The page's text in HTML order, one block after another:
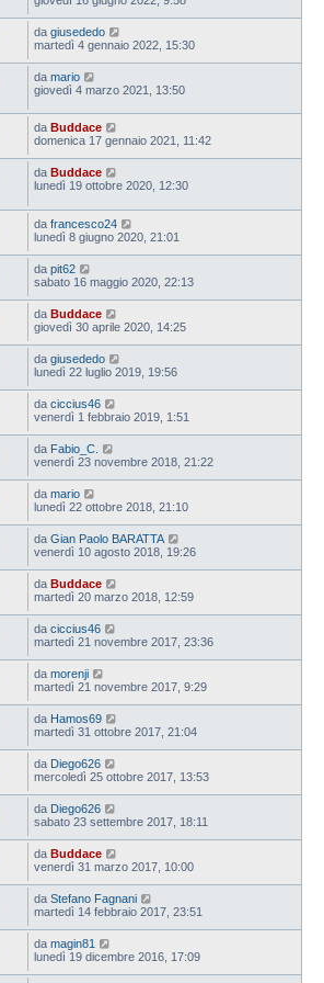
da giusededo
martedì 4 gennaio 2022, 15:30
da mario
giovedì 4 marzo 2021, 13:50
da Buddace
domenica 17 gennaio 2021, 11:42
da Buddace
lunedì 19 ottobre 2020, 12:30
da francesco24
lunedì 8 giugno 2020, 21:01
da pit62
sabato 16 maggio 2020, 22:13
da Buddace
giovedì 30 aprile 2020, 14:25
da giusededo
lunedì 22 luglio 2019, 19:56
da ciccius46
venerdì 1 febbraio 2019, 1:51
da Fabio_C.
venerdì 23 novembre 2018, 21:22
da mario
lunedì 22 ottobre 2018, 21:10
da Gian Paolo BARATTA
venerdì 10 agosto 2018, 19:26
da Buddace
martedì 20 marzo 2018, 12:59
da ciccius46
martedì 21 novembre 2017, 23:36
da morenji
martedì 21 novembre 2017, 9:29
da Hamos69
martedì 31 ottobre 2017, 21:04
da Diego626
mercoledì 25 ottobre 2017, 13:53
da Diego626
sabato 23 settembre 2017, 18:11
da Buddace
venerdì 31 marzo 2017, 10:00
da Stefano Fagnani
martedì 14 febbraio 2017, 23:51
da magin81
lunedì 19 dicembre 2016, 17:09